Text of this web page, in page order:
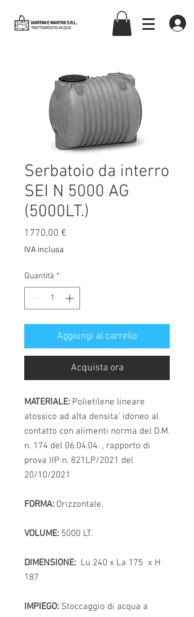
martiniemartinisrl
Serbatoio da interro
SEI N 5000 AG
(5000LT.)
1770,00 €
IVA inclusa
Quantità *
Aggiungi al carrello
Acquista ora
MATERIALE: Polietilene lineare
atossico ad alta densita' idoneo al
contatto con alimenti norma del D.M.
n. 174 del 06.04.04. , rapporto di
prova IIP n. 821LP/2021 del
20/10/2021
FORMA: Orizzontale.
VOLUME: 5000 LT.
DIMENSIONE: Lu 240 x La 175 x H
187
IMPIEGO: Stoccaggio di acqua a